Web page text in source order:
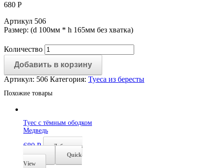
680 Р
Артикул 506
Размер: (d 100мм * h 165мм без хватка)
Количество
Добавить в корзину
Артикул: 506 Категория: Туеса из бересты
Похожие товары
Туес с тёмным ободком
Медведь
680Р
Добавить в
корзину
Quick
View